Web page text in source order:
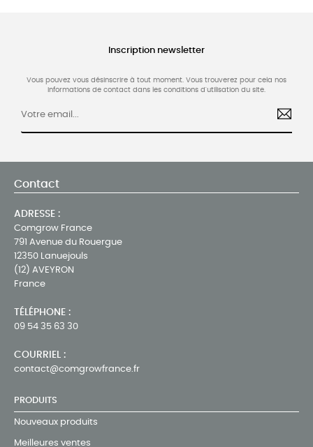
Inscription newsletter
Vous pouvez vous désinscrire à tout moment. Vous trouverez pour cela nos
informations de contact dans les conditions d'utilisation du site.
Contact
ADRESSE :
Comgrow France
791 Avenue du Rouergue
12350 Lanuejouls
(12) AVEYRON
France
TÉLÉPHONE :
09 54 35 63 30
COURRIEL :
contact@comgrowfrance.fr
PRODUITS
Nouveaux produits
Meilleures ventes